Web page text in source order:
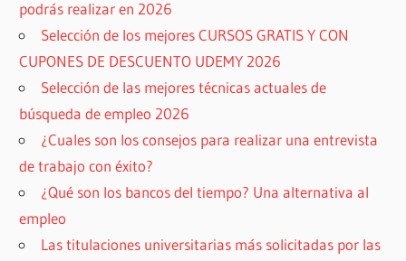
podrás realizar en 2026
Selección de los mejores CURSOS GRATIS Y CON
CUPONES DE DESCUENTO UDEMY 2026
Selección de las mejores técnicas actuales de
búsqueda de empleo 2026
¿Cuales son los consejos para realizar una entrevista
de trabajo con éxito?
¿Qué son los bancos del tiempo? Una alternativa al
empleo
Las titulaciones universitarias más solicitadas por las